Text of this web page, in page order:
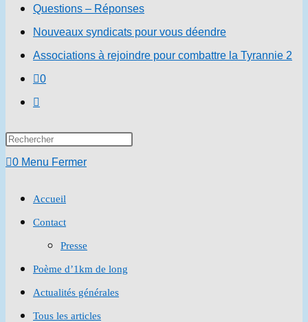
Questions – Réponses
Nouveaux syndicats pour vous déendre
Associations à rejoindre pour combattre la Tyrannie 2
0
Toggle
search
Press
0 Menu Fermer
Accueil
Contact
Presse
Poème d’1km de long
Actualités générales
Tous les articles